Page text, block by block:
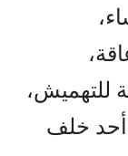
للتهميش،
أحد خلف